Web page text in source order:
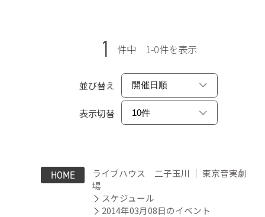
1 件中 1-0件を表示
並び替え
表示切替
HOME
ライブハウス 二子玉川 ｜ 東京音実劇
場
スケジュール
2014年03月08日のイベント